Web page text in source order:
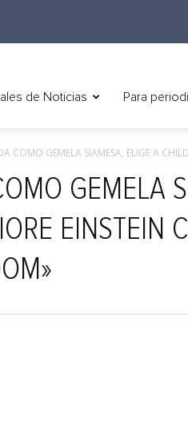
de Noticias Para
COMO GEMELA SIAMESA, ELIGE A
GEMELA